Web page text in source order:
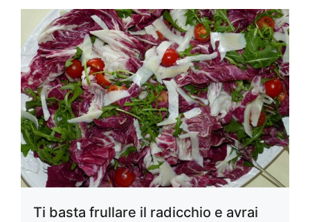
Ti basta frullare il radicchio e avrai